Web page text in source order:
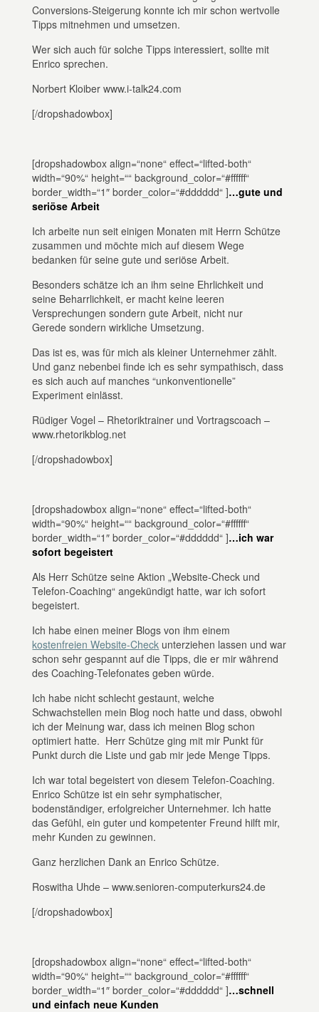
Conversions-Steigerung konnte ich mir schon wertvolle
Tipps mitnehmen und umsetzen.
Wer sich auch für solche Tipps interessiert, sollte mit
Enrico sprechen.
Norbert Kloiber www.i-talk24.com
[/dropshadowbox]
[dropshadowbox align=“none“ effect=“lifted-both“
width=“90%“ height=““ background_color=“#ffffff“
border_width=“1″ border_color=“#dddddd“ ]…gute und
seriöse Arbeit
Ich arbeite nun seit einigen Monaten mit Herrn Schütze
zusammen und möchte mich auf diesem Wege
bedanken für seine gute und seriöse Arbeit.
Besonders schätze ich an ihm seine Ehrlichkeit und
seine Beharrlichkeit, er macht keine leeren
Versprechungen sondern gute Arbeit, nicht nur
Gerede sondern wirkliche Umsetzung.
Das ist es, was für mich als kleiner Unternehmer zählt.
Und ganz nebenbei finde ich es sehr sympathisch, dass
es sich auch auf manches “unkonventionelle”
Experiment einlässt.
Rüdiger Vogel – Rhetoriktrainer und Vortragscoach –
www.rhetorikblog.net
[/dropshadowbox]
[dropshadowbox align=“none“ effect=“lifted-both“
width=“90%“ height=““ background_color=“#ffffff“
border_width=“1″ border_color=“#dddddd“ ]…ich war
sofort begeistert
Als Herr Schütze seine Aktion „Website-Check und
Telefon-Coaching“ angekündigt hatte, war ich sofort
begeistert.
Ich habe einen meiner Blogs von ihm einem
kostenfreien Website-Check unterziehen lassen und war
schon sehr gespannt auf die Tipps, die er mir während
des Coaching-Telefonates geben würde.
Ich habe nicht schlecht gestaunt, welche
Schwachstellen mein Blog noch hatte und dass, obwohl
ich der Meinung war, dass ich meinen Blog schon
optimiert hatte. Herr Schütze ging mit mir Punkt für
Punkt durch die Liste und gab mir jede Menge Tipps.
Ich war total begeistert von diesem Telefon-Coaching.
Enrico Schütze ist ein sehr symphatischer,
bodenständiger, erfolgreicher Unternehmer. Ich hatte
das Gefühl, ein guter und kompetenter Freund hilft mir,
mehr Kunden zu gewinnen.
Ganz herzlichen Dank an Enrico Schütze.
Roswitha Uhde – www.senioren-computerkurs24.de
[/dropshadowbox]
[dropshadowbox align=“none“ effect=“lifted-both“
width=“90%“ height=““ background_color=“#ffffff“
border_width=“1″ border_color=“#dddddd“ ]…schnell
und einfach neue Kunden